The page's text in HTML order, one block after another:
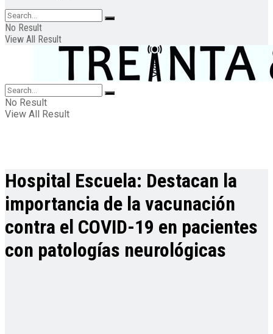
No Result
View All Result
No Result
View All Result
Hospital Escuela: Destacan la
importancia de la vacunación
contra el COVID-19 en pacientes
con patologías neurológicas